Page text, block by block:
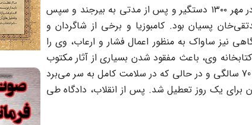
امیر توکل کامبوزیا نویسنده، حقوقدان، محقق ایرانی و از مخالفان سلطنت پهلوی بود. او در مهر ۱۳۰۰ دستگیر و پس از مدتی به بیرجند و سپس
پسیان بود. کامبوزیا و برخی از شاگردان و
نیز ساواک به منظور اعمال فشار و ارعاب، وی را
وی، باعث مفقود شدن بسیاری از آثار مکتوب
کامبوزیا شد که تا به امروز نیز از آنها اطلاعی در دست نیست. کامبوزیا در ۲۴ مهر ۱۳۵۳ در 70 سالگی و در حالی که در سلامت کامل به سر می‌برد
یک روز تعطیل شد. پس از انقلاب، دادگاه طی